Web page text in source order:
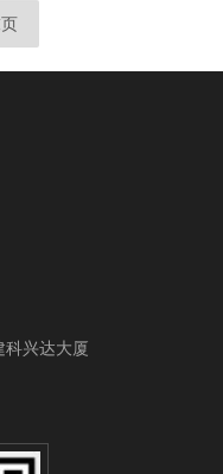
科兴达大厦